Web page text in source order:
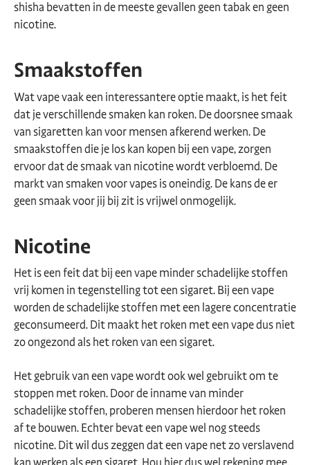
shisha bevatten in de meeste gevallen geen tabak en geen
nicotine.
Smaakstoffen
Wat vape vaak een interessantere optie maakt, is het feit
dat je verschillende smaken kan roken. De doorsnee smaak
van sigaretten kan voor mensen afkerend werken. De
smaakstoffen die je los kan kopen bij een vape, zorgen
ervoor dat de smaak van nicotine wordt verbloemd. De
markt van smaken voor vapes is oneindig. De kans de er
geen smaak voor jij bij zit is vrijwel onmogelijk.
Nicotine
Het is een feit dat bij een vape minder schadelijke stoffen
vrij komen in tegenstelling tot een sigaret. Bij een vape
worden de schadelijke stoffen met een lagere concentratie
geconsumeerd. Dit maakt het roken met een vape dus niet
zo ongezond als het roken van een sigaret.
Het gebruik van een vape wordt ook wel gebruikt om te
stoppen met roken. Door de inname van minder
schadelijke stoffen, proberen mensen hierdoor het roken
af te bouwen. Echter bevat een vape wel nog steeds
nicotine. Dit wil dus zeggen dat een vape net zo verslavend